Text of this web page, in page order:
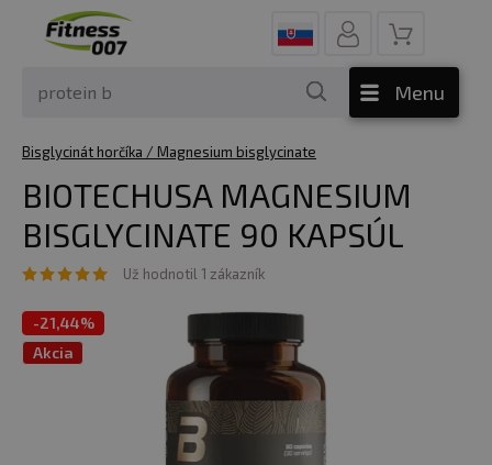
Menu
Bisglycinát horčíka / Magnesium bisglycinate
BIOTECHUSA MAGNESIUM
BISGLYCINATE 90 KAPSÚL
Už hodnotil 1 zákazník
-21,44%
Akcia